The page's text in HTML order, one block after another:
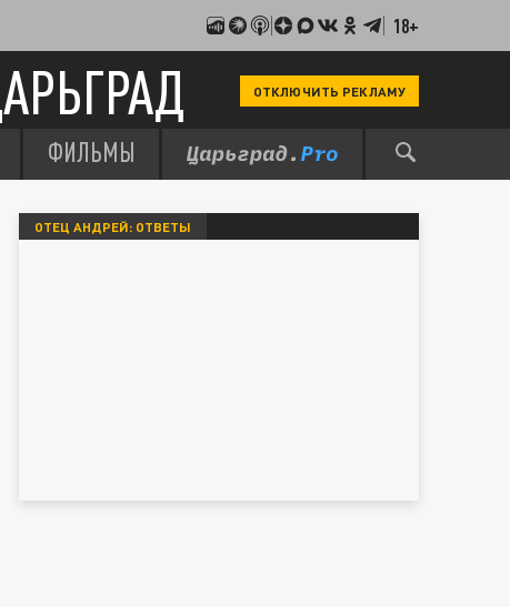
18+
ОТКЛЮЧИТЬ РЕКЛАМУ
ФИЛЬМЫ
ОТЕЦ АНДРЕЙ: ОТВЕТЫ